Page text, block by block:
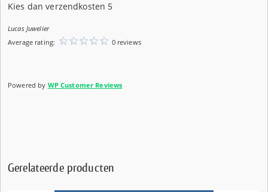
Kies dan verzendkosten 5
Lucas Juwelier
Average rating:
0 reviews
Powered by WP Customer Reviews
Gerelateerde producten